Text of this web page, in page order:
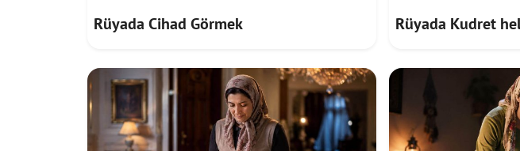
Rüyada Cihad Görmek Rüyada Kudret